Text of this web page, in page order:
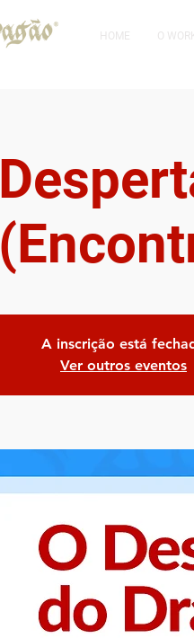
HOME O
A inscrição está
Ver outros eventos